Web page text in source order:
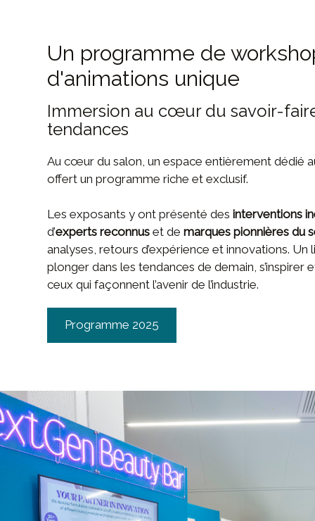
Un programme de
d'animations unique
Immersion au cœur du savoir-
tendances
Au cœur du salon, un espace entièrement dédié
offert un programme riche et exclusif.
Les exposants y ont présenté desinterventions
d’experts reconnus et demarques pionnières du
analyses, retours d’expérience et innovations. Un
plonger dans les tendances de demain, s’inspirer
ceux qui façonnent l’avenir de l’industrie.
Programme 2025